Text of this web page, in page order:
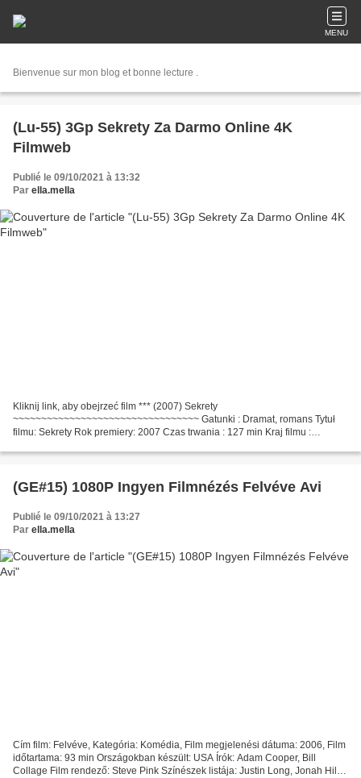
MENU
Bienvenue sur mon blog et bonne lecture .
(Lu-55) 3Gp Sekrety Za Darmo Online 4K
Filmweb
Publié le 09/10/2021 à 13:32
Par ella.mella
Kliknij link, aby obejrzeć film *** (2007) Sekrety
~~~~~~~~~~~~~~~~~~~~~~~~~~~~~~~~~ Gatunki : Dramat, romans Tytuł
filmu: Sekrety Rok premiery: 2007 Czas trwania : 127 min Kraj filmu :
(GE#15) 1080P Ingyen Filmnézés Felvéve Avi
Publié le 09/10/2021 à 13:27
Par ella.mella
Cím film: Felvéve, Kategória: Komédia, Film megjelenési dátuma: 2006, Film
időtartama: 93 min Országokban készült: USA Írók: Adam Cooper, Bill
Collage Film rendező: Steve Pink Színészek listája: Justin Long, Jonah Hill,